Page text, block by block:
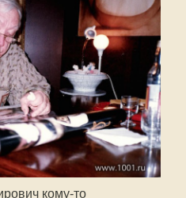
кому-то